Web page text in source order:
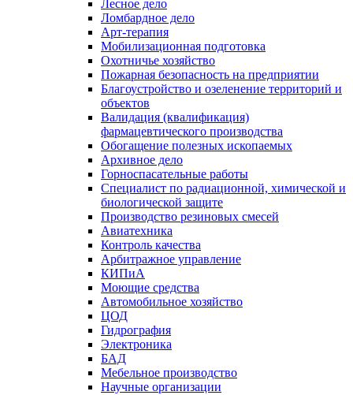
Лесное дело
Ломбардное дело
Арт-терапия
Мобилизационная подготовка
Охотничье хозяйство
Пожарная безопасность на предприятии
Благоустройство и озеленение территорий и
объектов
Валидация (квалификация)
фармацевтического производства
Обогащение полезных ископаемых
Архивное дело
Горноспасательные работы
Специалист по радиационной, химической и
биологической защите
Производство резиновых смесей
Авиатехника
Контроль качества
Арбитражное управление
КИПиА
Моющие средства
Автомобильное хозяйство
ЦОД
Гидрография
Электроника
БАД
Мебельное производство
Научные организации